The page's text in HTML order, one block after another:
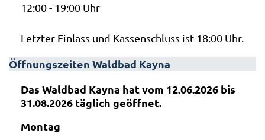
12:00 - 19:00 Uhr
Letzter Einlass und Kassenschluss ist 18:00 Uhr.
Öffnungszeiten Waldbad Kayna
Das Waldbad Kayna hat vom 12.06.2026 bis
31.08.2026 täglich geöffnet.
Montag